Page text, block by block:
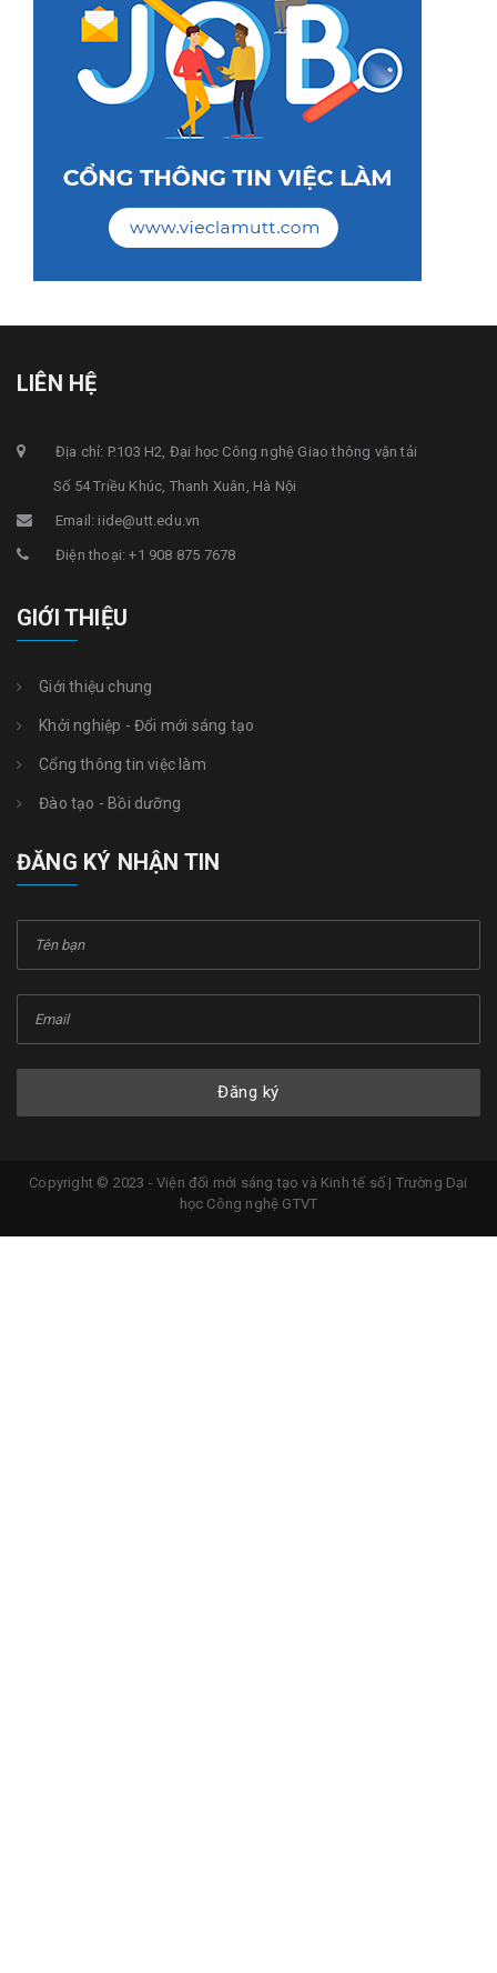
LIÊN HỆ
Địa chỉ: P.103 H2, Đại học Công nghệ Giao thông vận tải
Số 54 Triều Khúc, Thanh Xuân, Hà Nội
Email: iide@utt.edu.vn
Điện thoại: +1 908 875 7678
GIỚI THIỆU
Giới thiệu chung
Khởi nghiệp - Đổi mới sáng tạo
Cổng thông tin việc làm
Đào tạo - Bồi dưỡng
ĐĂNG KÝ NHẬN TIN
Đăng ký
Copyright © 2023 - Viện đổi mới sáng tạo và Kinh tế số | Trường Dại
học Công nghệ GTVT